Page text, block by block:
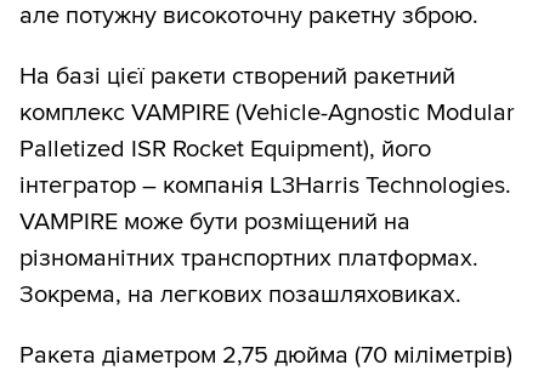
але потужну високоточну ракетну зброю.
На базі цієї ракети створений ракетний
комплекс VAMPIRE (Vehicle-Agnostic Modular
Palletized ISR Rocket Equipment), його
інтегратор – компанія L3Harris Technologies.
VAMPIRE може бути розміщений на
різноманітних транспортних платформах.
Зокрема, на легкових позашляховиках.
Ракета діаметром 2,75 дюйма (70 міліметрів)